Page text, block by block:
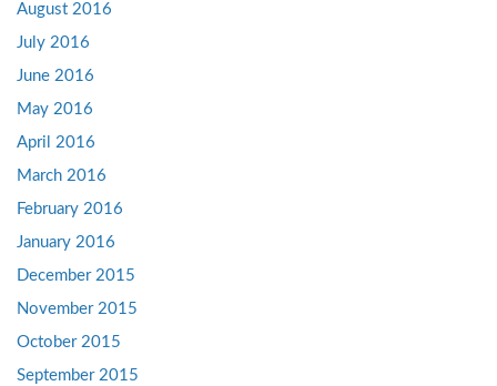
August 2016
July 2016
June 2016
May 2016
April 2016
March 2016
February 2016
January 2016
December 2015
November 2015
October 2015
September 2015